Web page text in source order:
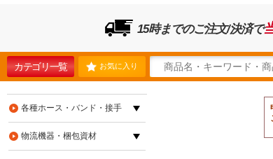
15時までのご注文/決済で
カテゴリ一覧 お気に入り
各種ホース・バンド・接手
物流機器・梱包資材